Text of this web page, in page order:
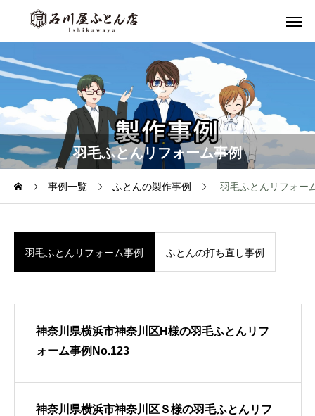
羽毛ふとんリフォーム事例
事例一覧 ふとんの製作事例 羽毛ふとんリフォー
羽毛ふとんリフォーム事例 ふとんの打ち直し事例
神奈川県横浜市神奈川区H様の羽毛ふとんリフ
ォーム事例No.123
神奈川県横浜市神奈川区Ｓ様の羽毛ふとんリフ